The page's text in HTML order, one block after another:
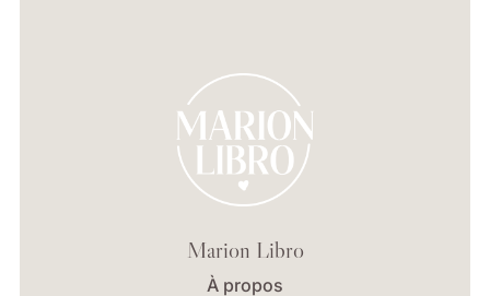
Marion Libro
À propos